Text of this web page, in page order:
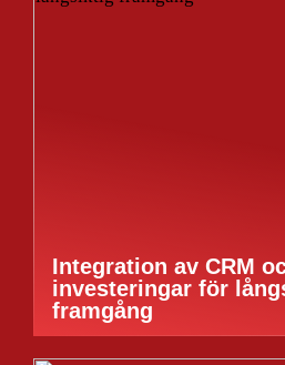
Integration av CRM
investeringar för
framgång